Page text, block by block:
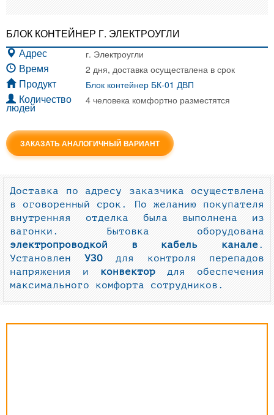
БЛОК КОНТЕЙНЕР Г. ЭЛЕКТРОУГЛИ
Адрес г. Электроугли
Время 2 дня, доставка осуществлена в срок
Продукт Блок контейнер БК-01 ДВП
Количество
людей
4 человека комфортно разместятся
ЗАКАЗАТЬ АНАЛОГИЧНЫЙ ВАРИАНТ
Доставка по адресу заказчика осуществлена
в оговоренный срок. По желанию покупателя
внутренняя отделка была выполнена из
вагонки. Бытовка оборудована
электропроводкой в кабель канале.
Установлен УЗО для контроля перепадов
напряжения и конвектор для обеспечения
максимального комфорта сотрудников.